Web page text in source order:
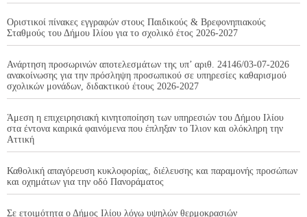
Οριστικοί πίνακες εγγραφών στους Παιδικούς & Βρεφονηπιακούς
Σταθμούς του Δήμου Ιλίου για το σχολικό έτος 2026-2027
Ανάρτηση προσωρινών αποτελεσμάτων της υπ’ αριθ. 24146/03-07-2026
ανακοίνωσης για την πρόσληψη προσωπικού σε υπηρεσίες καθαρισμού
σχολικών μονάδων, διδακτικού έτους 2026-2027
Άμεση η επιχειρησιακή κινητοποίηση των υπηρεσιών του Δήμου Ιλίου
στα έντονα καιρικά φαινόμενα που έπληξαν το Ίλιον και ολόκληρη την
Αττική
Καθολική απαγόρευση κυκλοφορίας, διέλευσης και παραμονής προσώπων
και οχημάτων για την οδό Πανοράματος
Σε ετοιμότητα ο Δήμος Ιλίου λόγω υψηλών θερμοκρασιών